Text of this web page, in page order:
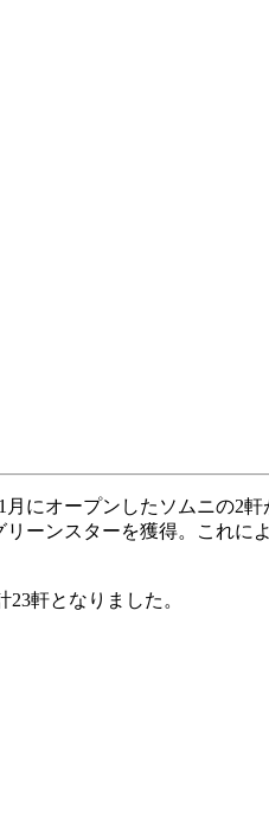
にオープンしたソムニの2
ーンスターを獲得。これに
軒となりました。